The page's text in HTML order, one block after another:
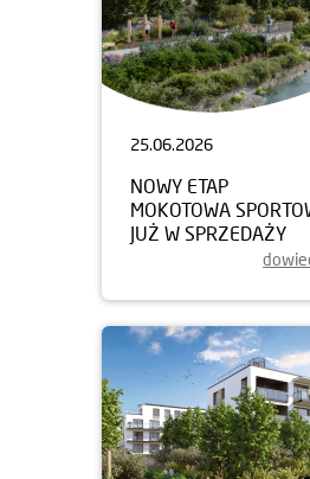
25.06.2026
NOWY ETAP
MOKOTOWA
JUŻ W SPRZEDAŻY